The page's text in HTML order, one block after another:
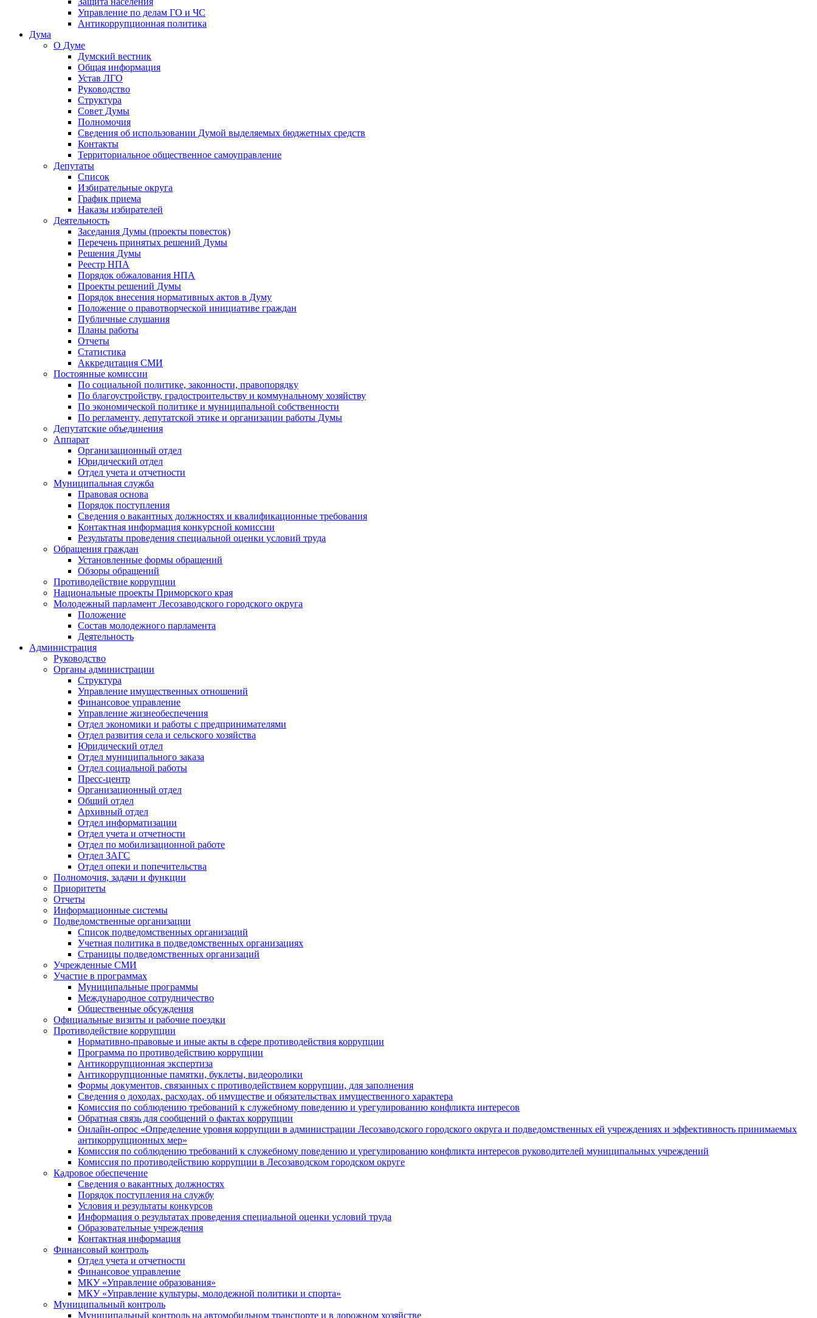
Управление по делам ГО и ЧС
Антикоррупционная политика
Дума
О Думе
Думский вестник
Общая информация
Устав ЛГО
Руководство
Структура
Совет Думы
Полномочия
Сведения об использовании Думой выделяемых бюджетных средств
Контакты
Территориальное общественное самоуправление
Депутаты
Список
Избирательные округа
График приема
Наказы избирателей
Деятельность
Заседания Думы (проекты повесток)
Перечень принятых решений Думы
Решения Думы
Реестр НПА
Порядок обжалования НПА
Проекты решений Думы
Порядок внесения нормативных актов в Думу
Положение о правотворческой инициативе граждан
Публичные слушания
Планы работы
Отчеты
Статистика
Аккредитация СМИ
Постоянные комиссии
По социальной политике, законности, правопорядку
По благоустройству, градостроительству и коммунальному хозяйству
По экономической политике и муниципальной собственности
По регламенту, депутатской этике и организации работы Думы
Депутатские объединения
Аппарат
Организационный отдел
Юридический отдел
Отдел учета и отчетности
Муниципальная служба
Правовая основа
Порядок поступления
Сведения о вакантных должностях и квалификационные требования
Контактная информация конкурсной комиссии
Результаты проведения специальной оценки условий труда
Обращения граждан
Установленные формы обращений
Обзоры обращений
Противодействие коррупции
Национальные проекты Приморского края
Молодежный парламент Лесозаводского городского округа
Положение
Состав молодежного парламента
Деятельность
Администрация
Руководство
Органы администрации
Структура
Управление имущественных отношений
Финансовое управление
Управление жизнеобеспечения
Отдел экономики и работы с предпринимателями
Отдел развития села и сельского хозяйства
Юридический отдел
Отдел муниципального заказа
Отдел социальной работы
Пресс-центр
Организационный отдел
Общий отдел
Архивный отдел
Отдел информатизации
Отдел учета и отчетности
Отдел по мобилизационной работе
Отдел ЗАГС
Отдел опеки и попечительства
Полномочия, задачи и функции
Приоритеты
Отчеты
Информационные системы
Подведомственные организации
Список подведомственных организаций
Учетная политика в подведомственных организациях
Страницы подведомственных организаций
Учрежденные СМИ
Участие в программах
Муниципальные программы
Международное сотрудничество
Общественные обсуждения
Официальные визиты и рабочие поездки
Противодействие коррупции
Нормативно-правовые и иные акты в сфере противодействия коррупции
Программа по противодействию коррупции
Антикоррупционная экспертиза
Антикоррупционные памятки, буклеты, видеоролики
Формы документов, связанных с противодействием коррупции, для заполнения
Сведения о доходах, расходах, об имуществе и обязательствах имущественного характера
Комиссия по соблюдению требований к служебному поведению и урегулированию конфликта интересов
Обратная связь для сообщений о фактах коррупции
Онлайн-опрос «Определение уровня коррупции в администрации Лесозаводского городского округа и подведомственных ей учреждениях и эффективность принимаемых
антикоррупционных мер»
Комиссия по соблюдению требований к служебному поведению и урегулированию конфликта интересов руководителей муниципальных учреждений
Комиссия по противодействию коррупции в Лесозаводском городском округе
Кадровое обеспечение
Сведения о вакантных должностях
Порядок поступления на службу
Условия и результаты конкурсов
Информация о результатах проведения специальной оценки условий труда
Образовательные учреждения
Контактная информация
Финансовый контроль
Отдел учета и отчетности
Финансовое управление
МКУ «Управление образования»
МКУ «Управление культуры, молодежной политики и спорта»
Муниципальный контроль
Муниципальный контроль на автомобильном транспорте и в дорожном хозяйстве